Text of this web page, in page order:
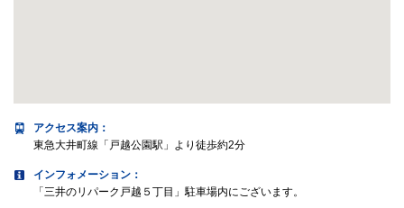
アクセス案内 ：
東急大井町線「戸越公園駅」より徒歩約2分
インフォメーション：
「三井のリパーク戸越５丁目」駐車場内にございます。